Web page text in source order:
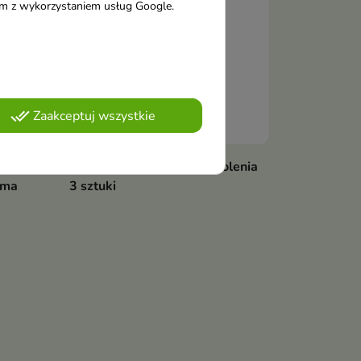
BIC Flex3 Maszynka do golenia
3 sztuki
z wykorzystaniem usług Google.
done_allZaakceptuj wszystkie